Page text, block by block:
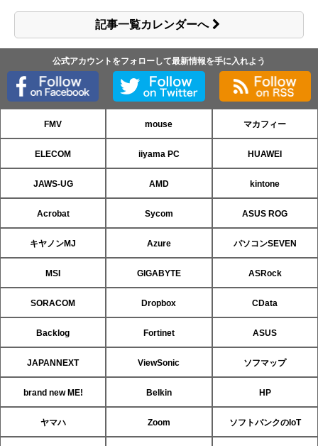
記事一覧カレンダーへ
公式アカウントをフォローして最新情報を手に入れよう
FMV mouse マカフィー
ELECOM iiyama PC HUAWEI
JAWS-UG AMD kintone
Acrobat Sycom ASUS ROG
キヤノンMJ Azure パソコンSEVEN
MSI GIGABYTE ASRock
SORACOM Dropbox CData
Backlog Fortinet ASUS
JAPANNEXT ViewSonic ソフマップ
brand new ME! Belkin HP
ヤマハ Zoom ソフトバンクのIoT